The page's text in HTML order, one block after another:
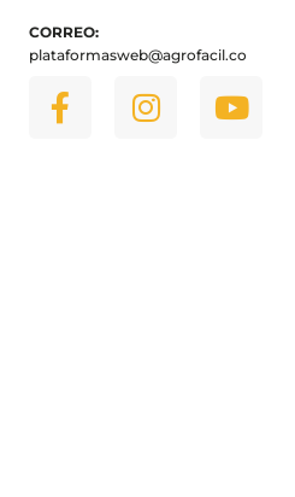
CORREO:
plataformasweb@agrofacil.co